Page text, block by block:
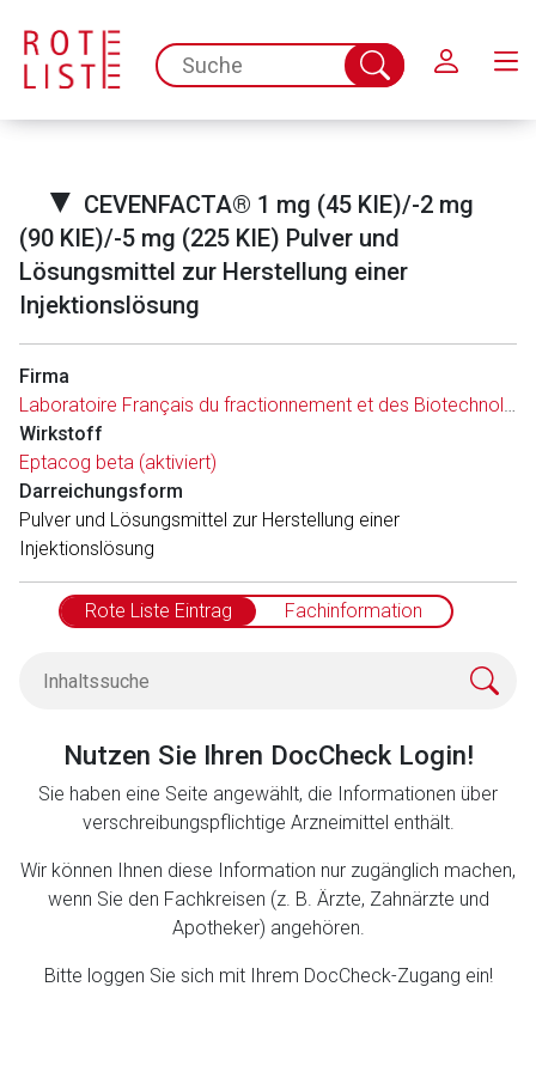
spc.search.input.placeholder
Suche
abschicken
▼ CEVENFACTA® 1 mg (45 KIE)/-2 mg
(90 KIE)/-5 mg (225 KIE) Pulver und
Lösungsmittel zur Herstellung einer
Injektionslösung
Firma
Laboratoire Français du fractionnement et des Biotechnologies
Wirkstoff
Eptacog beta (aktiviert)
Darreichungsform
Pulver und Lösungsmittel zur Herstellung einer
Injektionslösung
Rote Liste Eintrag Fachinformation
Nutzen Sie Ihren DocCheck Login!
Sie haben eine Seite angewählt, die Informationen über
verschreibungspflichtige Arzneimittel enthält.
Wir können Ihnen diese Information nur zugänglich machen,
wenn Sie den Fachkreisen (z. B. Ärzte, Zahnärzte und
Apotheker) angehören.
Bitte loggen Sie sich mit Ihrem DocCheck-Zugang ein!
Aufruf einer externen Seite
Der von Ihnen aufgerufene Link öffnet eine externe Web-
Seite. Für die Inhalte der externen Web-Seite ist deren
Betreiber verantwortlich. Ebenso gelten dort ggf. andere